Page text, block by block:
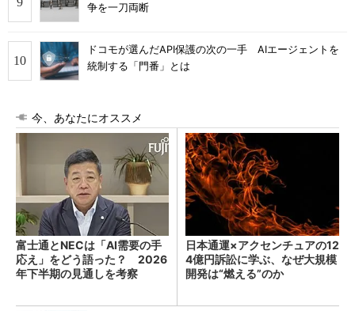
争を一刀両断
ドコモが選んだAPI保護の次の一手 AIエージェントを
統制する「門番」とは
今、あなたにオススメ
富士通とNECは「AI需要の手
応え」をどう語った？ 2026
年下半期の見通しを考察
日本通運×アクセンチュアの12
4億円訴訟に学ぶ、なぜ大規模
開発は“燃える”のか